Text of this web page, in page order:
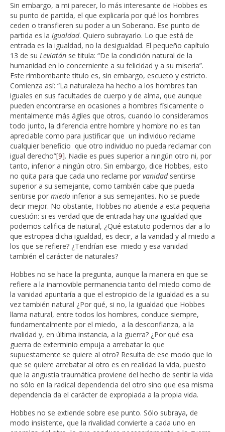
Sin embargo, a mi parecer, lo más interesante de Hobbes es
su punto de partida, el que explicaría por qué los hombres
ceden o transfieren su poder a un Soberano. Ese punto de
partida es la igualdad. Quiero subrayarlo. Lo que está de
entrada es la igualdad, no la desigualdad. El pequeño capítulo
13 de su Leviatán se titula: “De la condición natural de la
humanidad en lo concerniente a su felicidad y a su miseria”.
Este rimbombante título es, sin embargo, escueto y estricto.
Comienza así: “La naturaleza ha hecho a los hombres tan
iguales en sus facultades de cuerpo y de alma, que aunque
pueden encontrarse en ocasiones a hombres físicamente o
mentalmente más ágiles que otros, cuando lo consideramos
todo junto, la diferencia entre hombre y hombre no es tan
apreciable como para justificar que un individuo reclame
cualquier beneficio que otro individuo no pueda reclamar con
igual derecho”[9]. Nadie es pues superior a ningún otro ni, por
tanto, inferior a ningún otro. Sin embargo, dice Hobbes, esto
no quita para que cada uno reclame por vanidad sentirse
superior a su semejante, como también cabe que pueda
sentirse por miedo inferior a sus semejantes. No se puede
decir mejor. No obstante, Hobbes no atiende a esta pequeña
cuestión: si es verdad que de entrada hay una igualdad que
podemos califica de natural, ¿Qué estatuto podemos dar a lo
que estropea dicha igualdad, es decir, a la vanidad y al miedo a
los que se refiere? ¿Tendrían ese miedo y esa vanidad
también el carácter de naturales?
Hobbes no se hace la pregunta, aunque la manera en que se
refiere a la inamovible permanencia tanto del miedo como de
la vanidad apuntaría a que el estropicio de la igualdad es a su
vez también natural ¿Por qué, si no, la igualdad que Hobbes
llama natural, entre todos los hombres, conduce siempre,
fundamentalmente por el miedo, a la desconfianza, a la
rivalidad y, en última instancia, a la guerra? ¿Por qué esa
guerra de exterminio empuja a arrebatar lo que
supuestamente se quiere al otro? Resulta de ese modo que lo
que se quiere arrebatar al otro es en realidad la vida, puesto
que la angustia traumática proviene del hecho de sentir la vida
no sólo en la radical dependencia del otro sino que esa misma
dependencia da el carácter de expropiada a la propia vida.
Hobbes no se extiende sobre ese punto. Sólo subraya, de
modo insistente, que la rivalidad convierte a cada uno en